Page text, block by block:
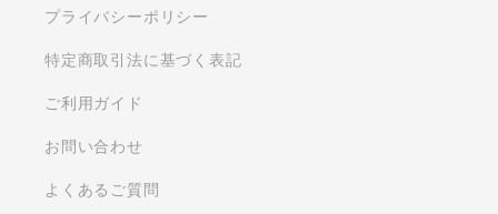
プライバシーポリシー
特定商取引法に基づく表記
ご利用ガイド
お問い合わせ
よくあるご質問